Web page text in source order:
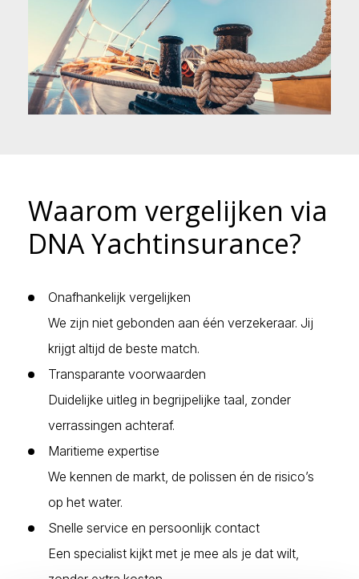
Waarom vergelijken via
DNA Yachtinsurance?
Onafhankelijk vergelijken
We zijn niet gebonden aan één verzekeraar. Jij
krijgt altijd de beste match.
Transparante voorwaarden
Duidelijke uitleg in begrijpelijke taal, zonder
verrassingen achteraf.
Maritieme expertise
We kennen de markt, de polissen én de risico’s
op het water.
Snelle service en persoonlijk contact
Een specialist kijkt met je mee als je dat wilt,